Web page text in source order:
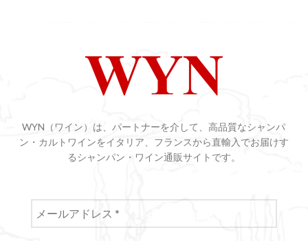
WYN（ワイン）は、パートナーを介して、高品質なシャンパ
ン・カルトワインをイタリア、フランスから直輸入でお届けす
るシャンパン・ワイン通販サイトです。